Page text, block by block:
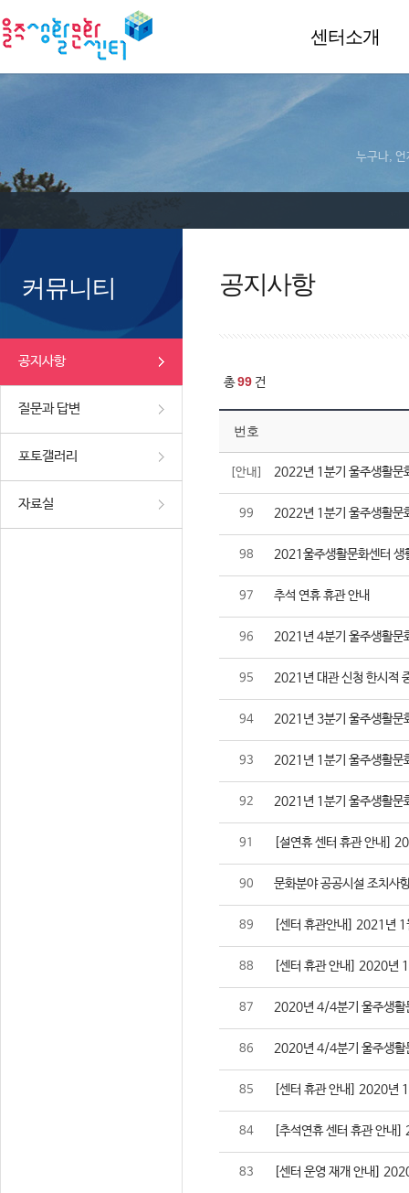
센터소개
누구나, 언
커뮤니티
공지사항
질문과 답변
포토갤러리
자료실
공지사항
총99 건
번호
[안내] 2022년 1분기 울주생활문
99 2022년 1분기 울주생활문
98 2021울주생활문화센터 생
97 추석 연휴 휴관 안내
96 2021년 4분기 울주생활문
95 2021년 대관 신청 한시적
94 2021년 3분기 울주생활문
93 2021년 1분기 울주생활문
92 2021년 1분기 울주생활문
91 [설연휴 센터 휴관 안내
90 문화분야 공공시설 조치사
89 [센터 휴관안내] 2021년 1
88 [센터 휴관 안내] 2020년
87 2020년 4/4분기 울주생활
86 2020년 4/4분기 울주생활
85 [센터 휴관 안내] 2020년
84 [추석연휴 센터 휴관 안
83 [센터 운영 재개 안내]